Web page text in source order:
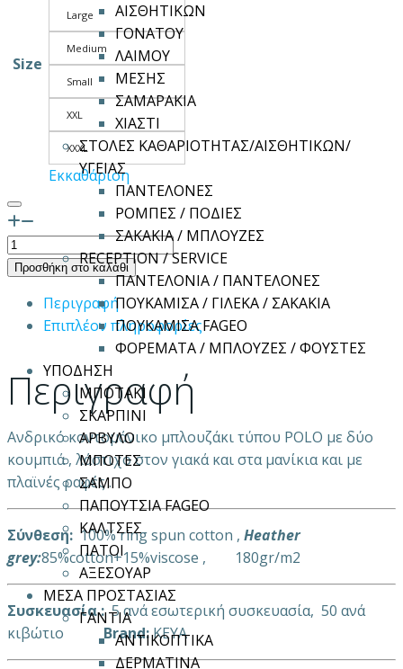
ΑΙΣΘΗΤΙΚΩΝ
ΓΟΝΑΤΟΥ
ΛΑΙΜΟΥ
ΜΕΣΗΣ
ΣΑΜΑΡΑΚΙΑ
ΧΙΑΣΤΙ
ΣΤΟΛΕΣ ΚΑΘΑΡΙΟΤΗΤΑΣ/ΑΙΣΘΗΤΙΚΩΝ/
ΥΓΕΙΑΣ
ΠΑΝΤΕΛΟΝΕΣ
ΡΟΜΠΕΣ / ΠΟΔΙΕΣ
ΣΑΚΑΚΙΑ / ΜΠΛΟΥΖΕΣ
RECEPTION / SERVICE
ΠΑΝΤΕΛΟΝΙΑ / ΠΑΝΤΕΛΟΝΕΣ
ΠΟΥΚΑΜΙΣΑ / ΓΙΛΕΚΑ / ΣΑΚΑΚΙΑ
ΠΟΥΚΑΜΙΣΑ FAGEO
ΦΟΡΕΜΑΤΑ / ΜΠΛΟΥΖΕΣ / ΦΟΥΣΤΕΣ
ΥΠΟΔΗΣΗ
ΜΠΟΤΑΚΙ
ΣΚΑΡΠΙΝΙ
ΑΡΒΥΛΟ
ΜΠΟΤΕΣ
ΣΑΜΠΟ
ΠΑΠΟΥΤΣΙΑ FAGEO
ΚΑΛΤΣΕΣ
ΠΑΤΟΙ
ΑΞΕΣΟΥΑΡ
ΜΕΣΑ ΠΡΟΣΤΑΣΙΑΣ
ΓΑΝΤΙΑ
ΑΝΤΙΚΟΠΤΙΚΑ
ΔΕΡΜΑΤΙΝΑ
Size
Large
Medium
Small
XXL
XXXL
Εκκαθάριση
Ανδρικό
Polo
180gr
COLORS
Προσθήκη στο καλάθι
Περιγραφή
Επιπλέον πληροφορίες
Περιγραφή
Ανδρικό κοντομάνικο μπλουζάκι τύπου POLO με δύο
κουμπιά , λάστιχο στον γιακά και στα μανίκια και με
πλαϊνές ραφές .
Σύνθεση: 100% ring spun cotton , Heather
grey:85%cotton+15%viscose , 180gr/m2
Συσκευασία :5 ανά εσωτερική συσκευασία, 50 ανά
κιβώτιο Brand:KEYA